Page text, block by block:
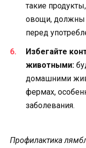
такие
овощи, должны
перед
Избегайте
животными:
домашними
фермах,
заболевания.
Профилактика